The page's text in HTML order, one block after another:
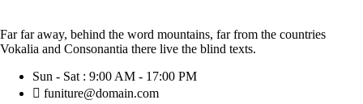
Far far away, behind the word mountains, far from the countries
Vokalia and Consonantia there live the blind texts.
Sun - Sat : 9:00 AM - 17:00 PM
funiture@domain.com